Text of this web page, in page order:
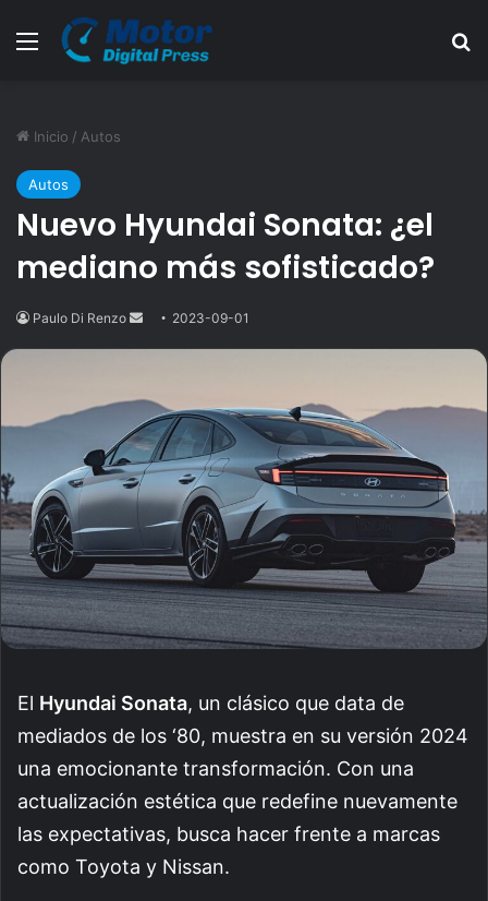
Menú
Inicio / Autos
Autos
Nuevo Hyundai Sonata: ¿el
mediano más sofisticado?
Paulo Di Renzo
Send2023-09-01
El Hyundai Sonata, un clásico que data de
mediados de los ‘80, muestra en su versión 2024
una emocionante transformación. Con una
actualización estética que redefine nuevamente
las expectativas, busca hacer frente a marcas
como Toyota y Nissan.